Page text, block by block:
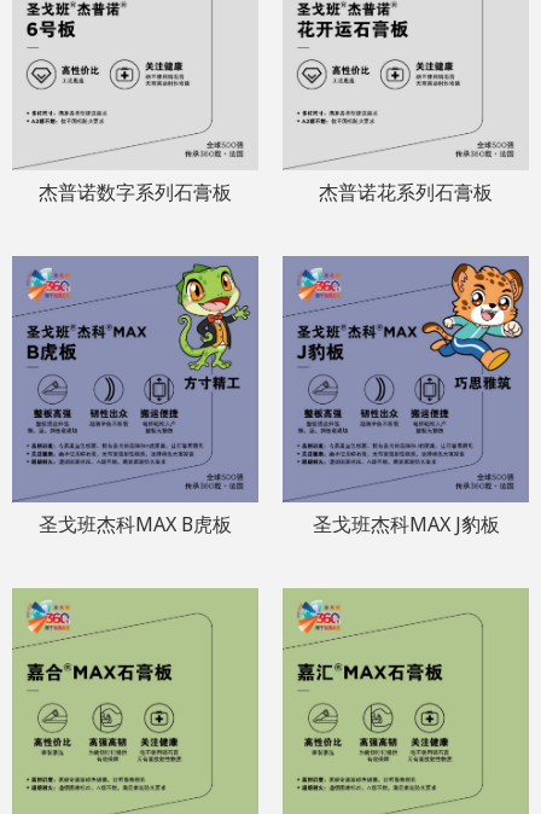
杰普诺数字系列石膏板 杰普诺花系列石膏板
圣戈班杰科MAX B虎板 圣戈班杰科MAX J豹板